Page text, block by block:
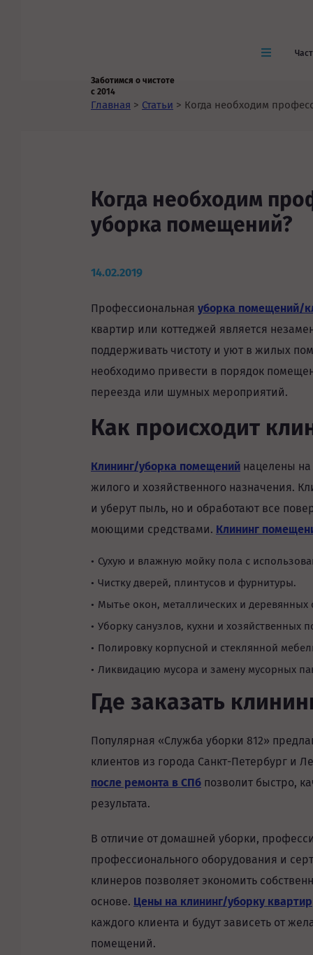
Заботимся о чистоте
с 2014
Главная > Статьи > Когда необходим
Когда необходим
уборка помещений?
14.02.2019
Профессиональная уборка помещений/
квартир или коттеджей является
поддерживать чистоту и уют в жилых
необходимо привести в порядок
переезда или шумных мероприятий.
Как происходит
Клининг/уборка помещений нацелены
жилого и хозяйственного назначения.
и уберут пыль, но и обработают все
моющими средствами. Клининг
Сухую и влажную мойку пола с
Чистку дверей, плинтусов и фурнитуры.
Мытье окон, металлических и
Уборку санузлов, кухни и хозяйственных
Полировку корпусной и стеклянной
Ликвидацию мусора и замену мусорных
Где заказать
Популярная «Служба уборки 812»
клиентов из города Санкт-Петербург и
после ремонта в СПб позволит быстро,
результата.
В отличие от домашней уборки,
профессионального оборудования и
клинеров позволяет экономить
основе. Цены на клининг/уборку квартир
каждого клиента и будут зависеть от
помещений.